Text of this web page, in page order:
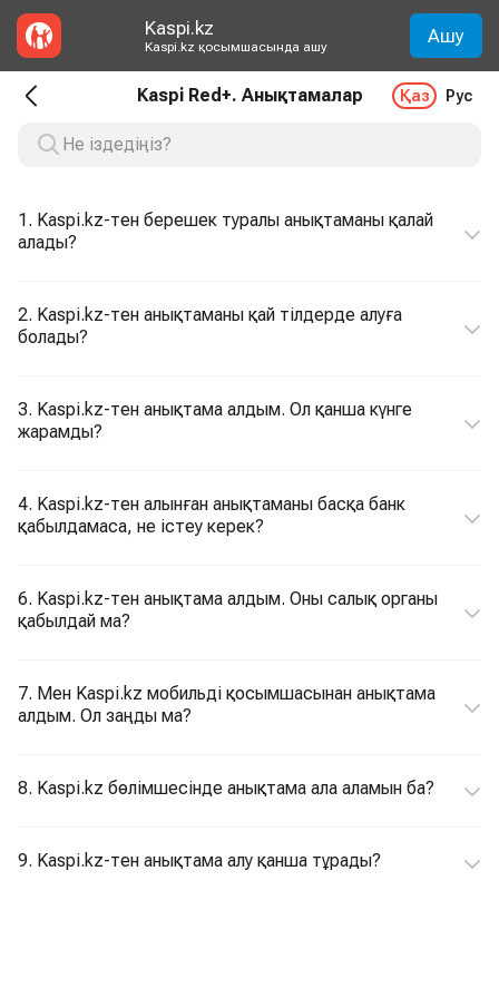
Kaspi.kz
Kaspi.kz қосымшасында ашу Ашу
Kaspi Red+. Анықтамалар Қаз Рус
1. Kaspi.kz-тен берешек туралы анықтаманы қалай
алады?
2. Kaspi.kz-тен анықтаманы қай тілдерде алуға
болады?
3. Kaspi.kz-тен анықтама алдым. Ол қанша күнге
жарамды?
4. Kaspi.kz-тен алынған анықтаманы басқа банк
қабылдамаса, не істеу керек?
6. Kaspi.kz-тен анықтама алдым. Оны салық органы
қабылдай ма?
7. Мен Kaspi.kz мобильді қосымшасынан анықтама
алдым. Ол заңды ма?
8. Kaspi.kz бөлімшесінде анықтама ала аламын ба?
9. Kaspi.kz-тен анықтама алу қанша тұрады?